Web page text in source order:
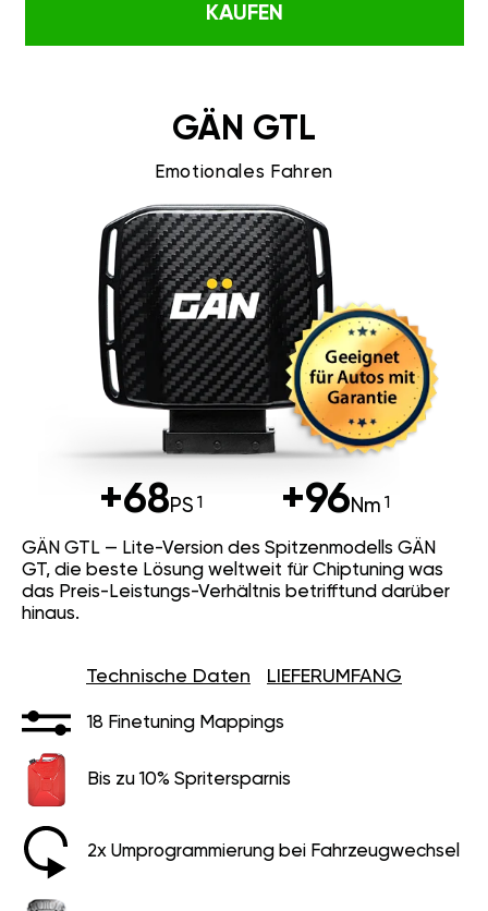
KAUFEN
GÄN GTL
Emotionales Fahren
+68PS +96Nm
GÄN GTL — Lite-Version des Spitzenmodells GÄN
GT, die beste Lösung weltweit für Chiptuning was
das Preis-Leistungs-Verhältnis betrifftund darüber
hinaus.
Technische Daten LIEFERUMFANG
18 Finetuning Mappings
Bis zu 10% Spritersparnis
2x Umprogrammierung bei Fahrzeugwechsel